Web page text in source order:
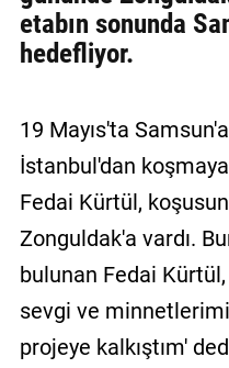
Gizlilik
Politikası
etabın sonunda
hedefliyor.
19 Mayıs'ta
İstanbul'dan
Fedai Kürtül,
Zonguldak'a vardı.
bulunan Fedai
sevgi ve
projeye kalkıştım'